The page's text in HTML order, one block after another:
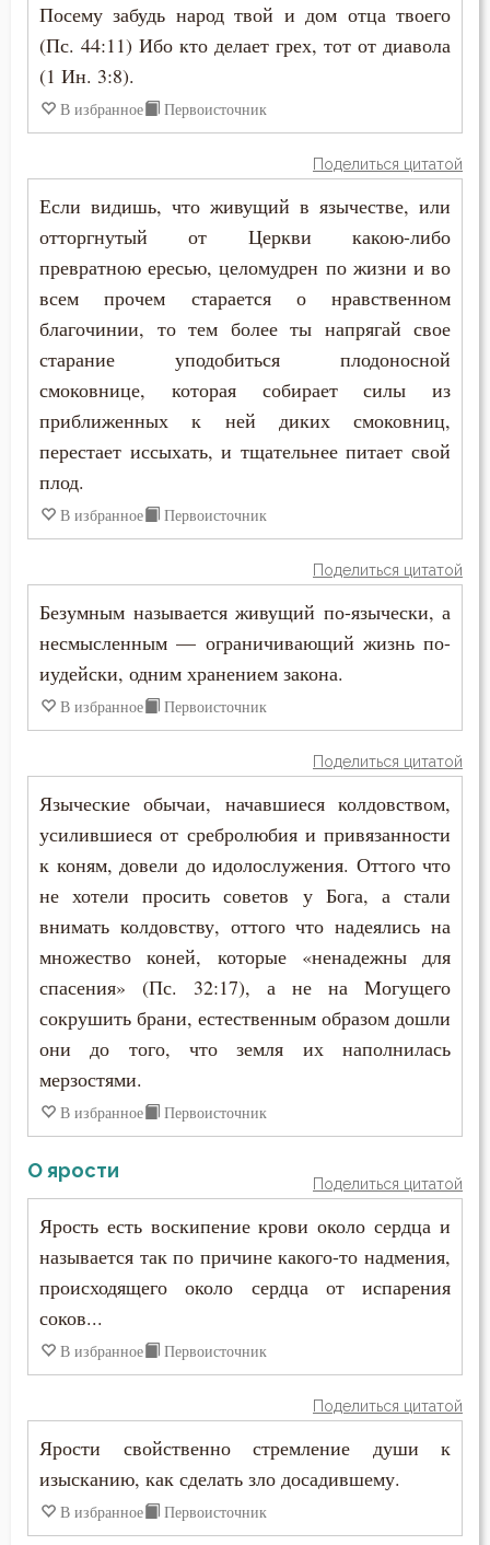
Посему забудь народ твой и дом отца твоего
(Пс. 44:11) Ибо кто делает грех, тот от диавола
(1 Ин. 3:8).
В избранное Первоисточник
Поделиться цитатой
Если видишь, что живущий в язычестве, или
отторгнутый от Церкви какою-либо
превратною ересью, целомудрен по жизни и во
всем прочем старается о нравственном
благочинии, то тем более ты напрягай свое
старание уподобиться плодоносной
смоковнице, которая собирает силы из
приближенных к ней диких смоковниц,
перестает иссыхать, и тщательнее питает свой
плод.
В избранное Первоисточник
Поделиться цитатой
Безумным называется живущий по-язычески, а
несмысленным — ограничивающий жизнь по-
иудейски, одним хранением закона.
В избранное Первоисточник
Поделиться цитатой
Языческие обычаи, начавшиеся колдовством,
усилившиеся от сребролюбия и привязанности
к коням, довели до идолослужения. Оттого что
не хотели просить советов у Бога, а стали
внимать колдовству, оттого что надеялись на
множество коней, которые «ненадежны для
спасения» (Пс. 32:17), а не на Могущего
сокрушить брани, естественным образом дошли
они до того, что земля их наполнилась
мерзостями.
В избранное Первоисточник
О ярости
Поделиться цитатой
Ярость есть воскипение крови около сердца и
называется так по причине какого-то надмения,
происходящего около сердца от испарения
соков...
В избранное Первоисточник
Поделиться цитатой
Ярости свойственно стремление души к
изысканию, как сделать зло досадившему.
В избранное Первоисточник